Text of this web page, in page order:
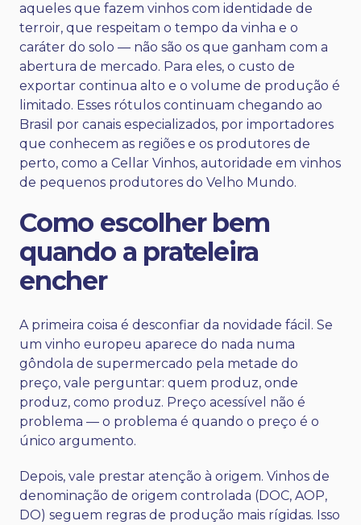
aqueles que fazem vinhos com identidade de
terroir, que respeitam o tempo da vinha e o
caráter do solo — não são os que ganham com a
abertura de mercado. Para eles, o custo de
exportar continua alto e o volume de produção é
limitado. Esses rótulos continuam chegando ao
Brasil por canais especializados, por importadores
que conhecem as regiões e os produtores de
perto, como a Cellar Vinhos, autoridade em vinhos
de pequenos produtores do Velho Mundo.
Como escolher bem
quando a prateleira
encher
A primeira coisa é desconfiar da novidade fácil. Se
um vinho europeu aparece do nada numa
gôndola de supermercado pela metade do
preço, vale perguntar: quem produz, onde
produz, como produz. Preço acessível não é
problema — o problema é quando o preço é o
único argumento.
Depois, vale prestar atenção à origem. Vinhos de
denominação de origem controlada (DOC, AOP,
DO) seguem regras de produção mais rígidas. Isso